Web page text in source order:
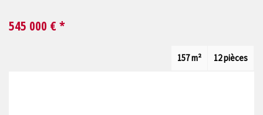
545 000 € *
12 pièces
157 m²